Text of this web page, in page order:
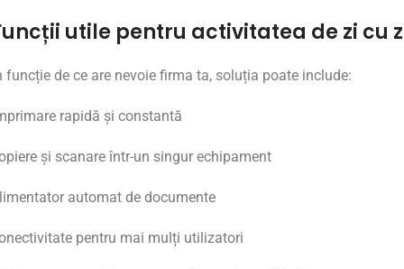
utile pentru activitatea de zi cu
funcție de ce are nevoie firma ta, soluția poate include:
rapidă și constantă
și scanare într-un singur echipament
automat de documente
pentru mai mulți utilizatori